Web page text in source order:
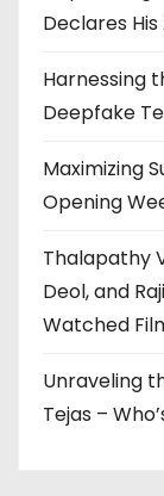
Declares
Harnessing
Deepfake
Maximizing
Opening
Thalapathy
Deol, and
Watched
Unraveling
Tejas –